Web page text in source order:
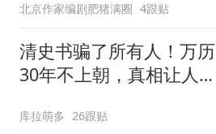
北京作家编剧肥猪满圈 4跟贴
清史书骗了所有人！万历
30年不上朝，真相让人心
库拉萌多 26跟贴